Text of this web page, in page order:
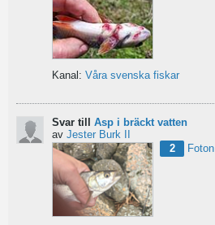
Kanal: Våra svenska fiskar
Svar till Asp i bräckt vatten
av Jester Burk II
2
Foton